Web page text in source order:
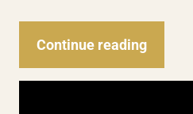
Continue reading